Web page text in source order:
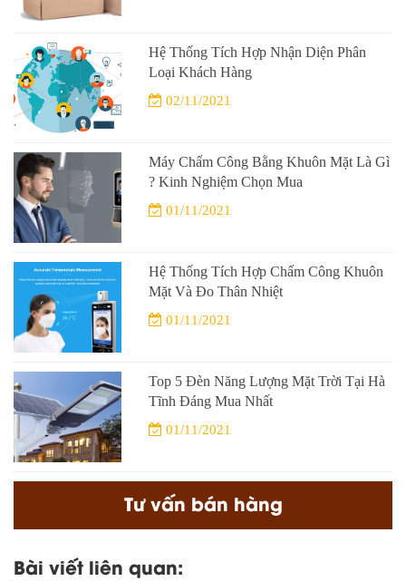
Hệ Thống Tích Hợp Nhận Diện Phân
Loại Khách Hàng
02/11/2021
Máy Chấm Công Bằng Khuôn Mặt Là Gì
? Kinh Nghiệm Chọn Mua
01/11/2021
Hệ Thống Tích Hợp Chấm Công Khuôn
Mặt Và Đo Thân Nhiệt
01/11/2021
Top 5 Đèn Năng Lượng Mặt Trời Tại Hà
Tĩnh Đáng Mua Nhất
01/11/2021
Tư vấn bán hàng
Bài viết liên quan: